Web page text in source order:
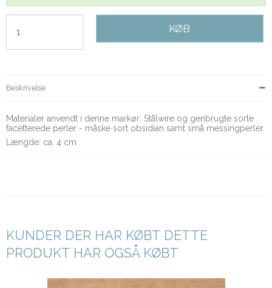
KØB
Beskrivelse
Materialer anvendt i denne markør: Stålwire og genbrugte sorte
facetterede perler - måske sort obsidian samt små messingperler.
Længde: ca. 4 cm
KUNDER DER HAR KØBT DETTE
PRODUKT HAR OGSÅ KØBT